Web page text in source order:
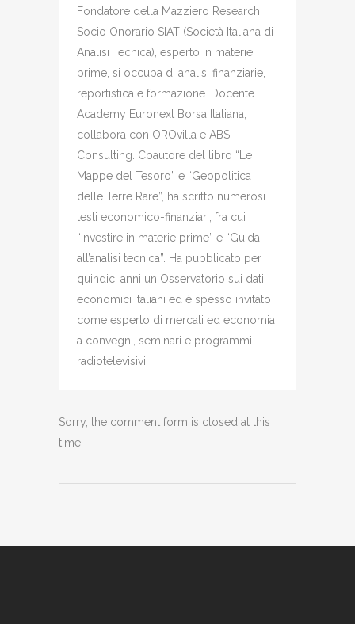
Fondatore della Mazziero Research,
Socio Onorario SIAT (Società Italiana di
Analisi Tecnica), esperto in materie
prime, si occupa di analisi finanziarie,
reportistica e formazione. Docente
Academy Euronext Borsa Italiana,
collabora con OROvilla e ABS
Consulting. Coautore del libro “Le
Mappe del Tesoro” e “Geopolitica
delle Terre Rare”, ha scritto numerosi
testi economico-finanziari, fra cui
“Investire in materie prime” e “Guida
all’analisi tecnica”. Ha pubblicato per
quindici anni un Osservatorio sui dati
economici italiani ed è spesso invitato
come esperto di mercati ed economia
a convegni, seminari e programmi
radiotelevisivi.
Sorry, the comment form is closed at this
time.